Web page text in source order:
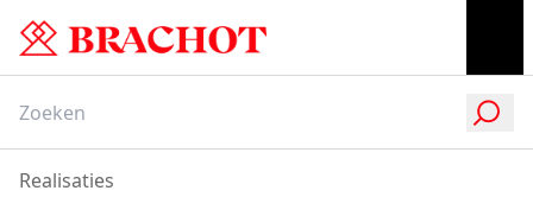
Realisaties